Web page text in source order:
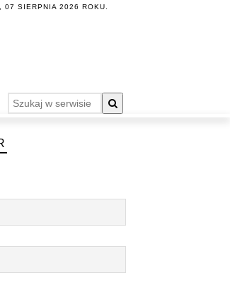
07 SIERPNIA 2026 ROKU.